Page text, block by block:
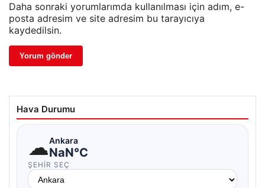
Daha sonraki yorumlarımda kullanılması için adım, e-
posta adresim ve site adresim bu tarayıcıya
kaydedilsin.
Hava Durumu
☁Ankara
NaN°C
ŞEHIR SEÇ